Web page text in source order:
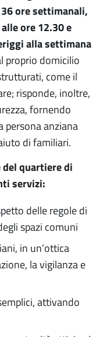
ore settimanali,
ore 12.30 e
alla settimana
proprio domicilio
come il
risponde, inoltre,
fornendo
persona anziana
di familiari.
quartiere di
servizi:
delle regole di
spazi comuni
in un’ottica
la vigilanza e
attivando